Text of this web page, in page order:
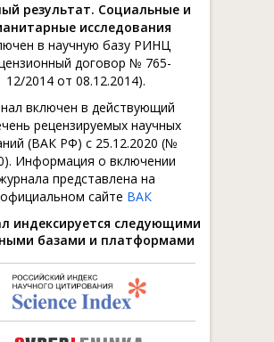
результат. Социальные и
исследования
в научную базу РИНЦ
договор № 765-
12/2014 от 08.12.2014).
включен в действующий
рецензируемых научных
(ВАК РФ) с 25.12.2020 (№
Информация о включении
представлена на
официальном сайте ВАК
индексируется следующими
базами и платформами